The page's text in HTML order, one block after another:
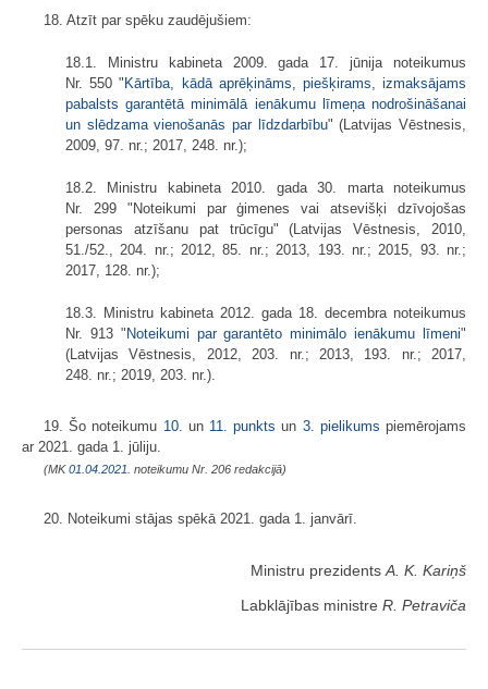
18. Atzīt par spēku zaudējušiem:
18.1. Ministru kabineta 2009. gada 17. jūnija noteikumus
Nr. 550 " Kārtība, kādā aprēķināms, piešķirams, izmaksājams
pabalsts garantētā minimālā ienākumu līmeņa nodrošināšanai
un slēdzama vienošanās par līdzdarbību" (Latvijas Vēstnesis,
2009, 97. nr.; 2017, 248. nr.);
18.2. Ministru kabineta 2010. gada 30. marta noteikumus
Nr. 299 "Noteikumi par ģimenes vai atsevišķi dzīvojošas
personas atzīšanu pat trūcīgu" (Latvijas Vēstnesis, 2010,
51./52., 204. nr.; 2012, 85. nr.; 2013, 193. nr.; 2015, 93. nr.;
2017, 128. nr.);
18.3. Ministru kabineta 2012. gada 18. decembra noteikumus
Nr. 913 " Noteikumi par garantēto minimālo ienākumu līmeni"
(Latvijas Vēstnesis, 2012, 203. nr.; 2013, 193. nr.; 2017,
248. nr.; 2019, 203. nr.).
19. Šo noteikumu 10. un 11. punkts un 3. pielikums piemērojams
ar 2021. gada 1. jūliju.
(MK01.04.2021. noteikumu Nr. 206 redakcijā)
20. Noteikumi stājas spēkā 2021. gada 1. janvārī.
Ministru prezidents A. K. Kariņš
Labklājības ministre R. Petraviča